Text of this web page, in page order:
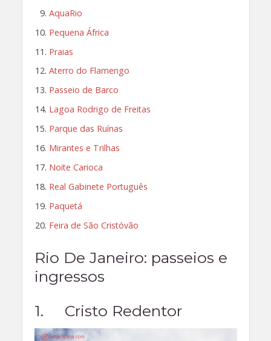
AquaRio
Pequena África
Praias
Aterro do Flamengo
Passeio de Barco
Lagoa Rodrigo de Freitas
Parque das Ruínas
Mirantes e Trilhas
Noite Carioca
Real Gabinete Português
Paquetá
Feira de São Cristóvão
Rio De Janeiro: passeios e
ingressos
1. Cristo Redentor